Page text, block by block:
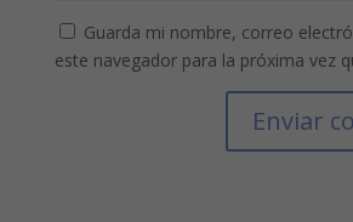
Guarda mi nombre, correo
este navegador para la próxima vez